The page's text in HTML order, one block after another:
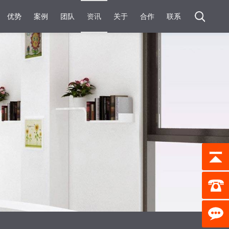
优势 案例 团队 资讯 关于 合作 联系